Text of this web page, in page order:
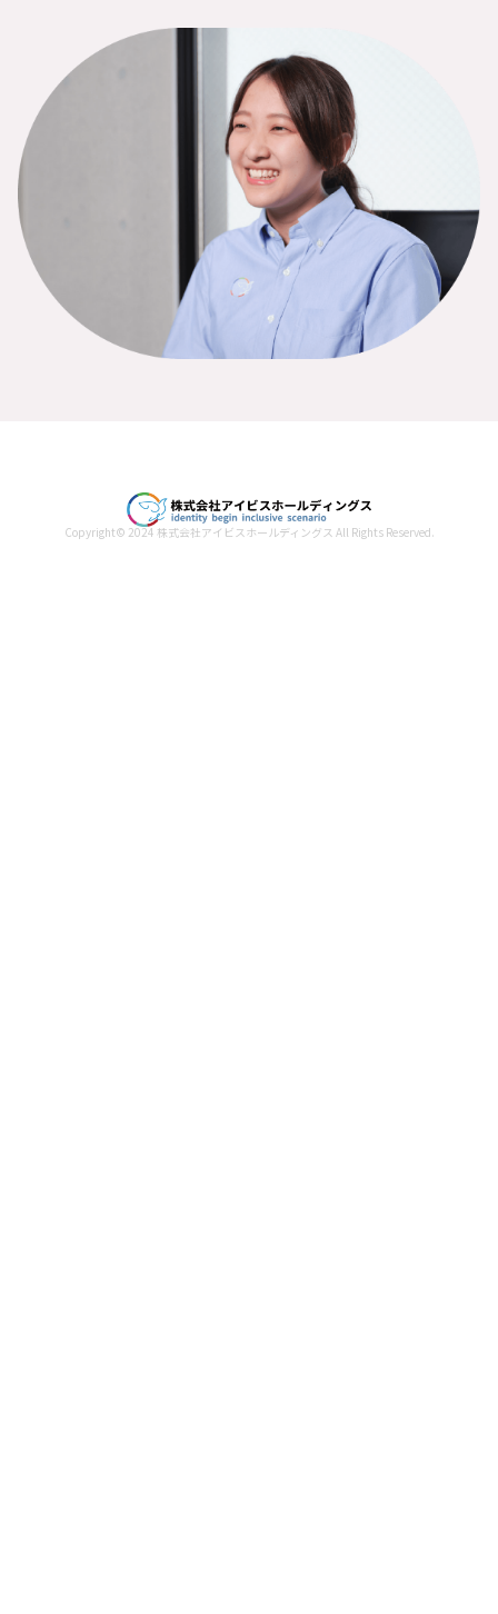
Copyright© 2024 株式会社アイビスホールディングス All Rights Reserved.